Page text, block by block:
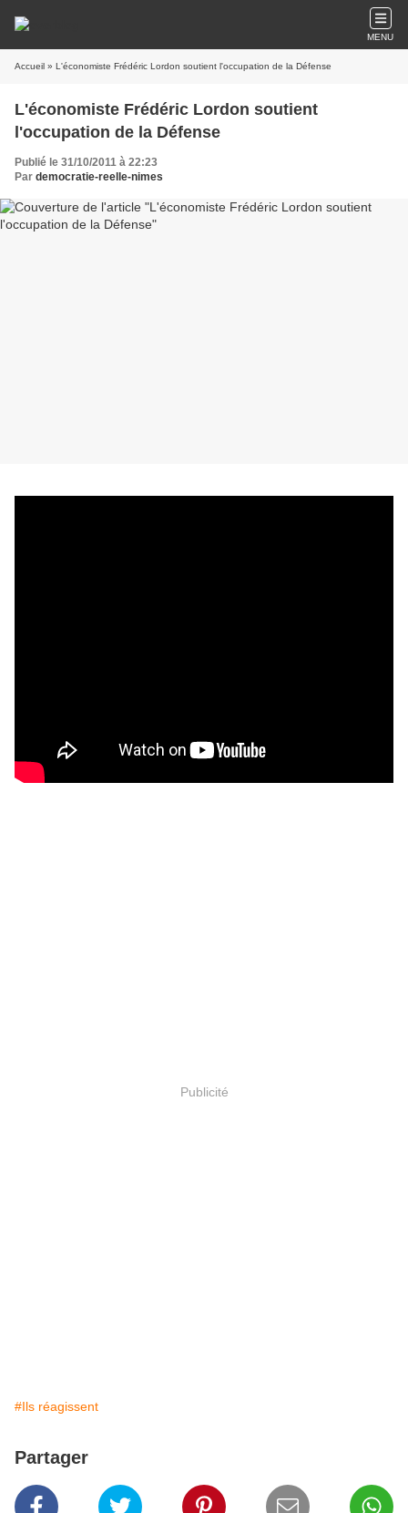
MENU
Accueil » L'économiste Frédéric Lordon soutient l'occupation de la Défense
L'économiste Frédéric Lordon soutient
l'occupation de la Défense
Publié le 31/10/2011 à 22:23
Par democratie-reelle-nimes
Publicité
#Ils réagissent
Partager